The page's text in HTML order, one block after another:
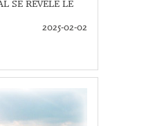
SE RÉVÈLE LE
2025-02-02